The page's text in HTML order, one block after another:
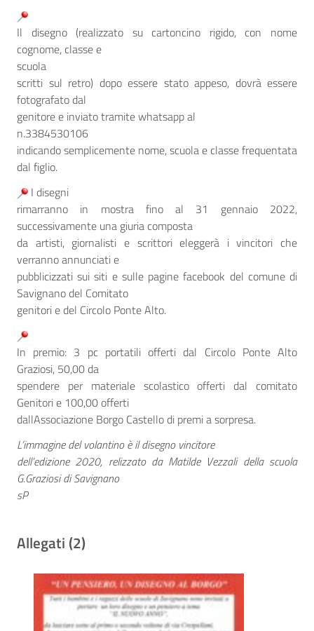
Il disegno (realizzato su cartoncino rigido, con nome
cognome, classe e
scuola
scritti sul retro) dopo essere stato appeso, dovrà essere
fotografato dal
genitore e inviatotramite whatsapp al
n.3384530106
indicando semplicemente nome, scuola e classe frequentata
dal figlio.
I disegni
rimarranno in mostra fino al 31 gennaio 2022,
successivamente una giuria composta
da artisti, giornalisti e scrittori eleggerà i vincitori che
verranno annunciati e
pubblicizzati sui siti e sulle pagine facebook del comune di
Savignano del Comitato
genitori e del Circolo Ponte Alto.
In premio: 3 pc portatili offerti dal Circolo Ponte Alto
Graziosi, 50,00 da
spendere per materiale scolastico offerti dal comitato
Genitori e 100,00 offerti
dallAssociazione Borgo Castello di premi a sorpresa.
L’immagine del volantino è il disegno vincitore
dell’edizione 2020, relizzato da Matilde Vezzali della scuola
G.Graziosi di Savignano
sP
Allegati (2)